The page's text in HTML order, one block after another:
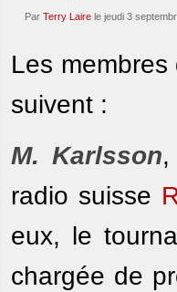
Par Terry Laire le jeudi 3
Les membres
suivent :
M. Karlsson
radio suisse
eux, le
chargée de